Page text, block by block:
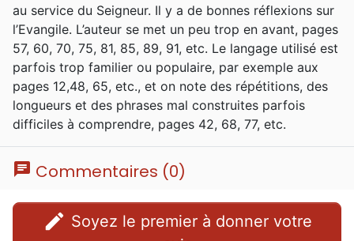
au service du Seigneur. Il y a de bonnes réflexions sur
l’Evangile. L’auteur se met un peu trop en avant, pages
57, 60, 70, 75, 81, 85, 89, 91, etc. Le langage utilisé est
parfois trop familier ou populaire, par exemple aux
pages 12,48, 65, etc., et on note des répétitions, des
longueurs et des phrases mal construites parfois
difficiles à comprendre, pages 42, 68, 77, etc.
chat Commentaires (0)
edit